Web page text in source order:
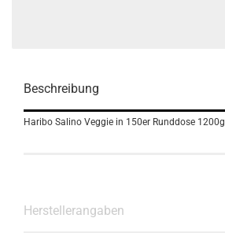
Beschreibung
Haribo Salino Veggie in 150er Runddose 1200g
Herstellerangaben